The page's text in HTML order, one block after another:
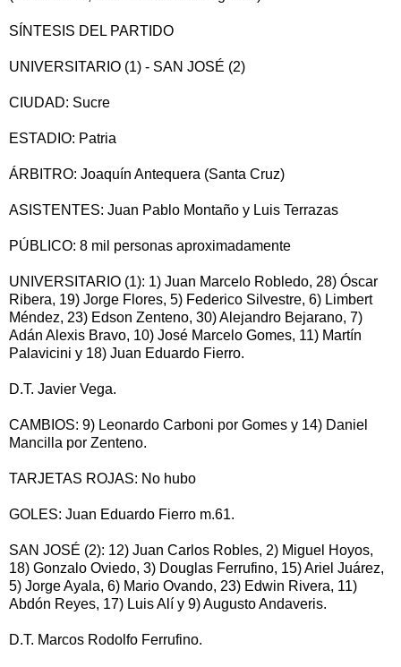
SÍNTESIS DEL PARTIDO
UNIVERSITARIO (1) - SAN JOSÉ (2)
CIUDAD: Sucre
ESTADIO: Patria
ÁRBITRO: Joaquín Antequera (Santa Cruz)
ASISTENTES: Juan Pablo Montaño y Luis Terrazas
PÚBLICO: 8 mil personas aproximadamente
UNIVERSITARIO (1): 1) Juan Marcelo Robledo, 28) Óscar
Ribera, 19) Jorge Flores, 5) Federico Silvestre, 6) Limbert
Méndez, 23) Edson Zenteno, 30) Alejandro Bejarano, 7)
Adán Alexis Bravo, 10) José Marcelo Gomes, 11) Martín
Palavicini y 18) Juan Eduardo Fierro.
D.T. Javier Vega.
CAMBIOS: 9) Leonardo Carboni por Gomes y 14) Daniel
Mancilla por Zenteno.
TARJETAS ROJAS: No hubo
GOLES: Juan Eduardo Fierro m.61.
SAN JOSÉ (2): 12) Juan Carlos Robles, 2) Miguel Hoyos,
18) Gonzalo Oviedo, 3) Douglas Ferrufino, 15) Ariel Juárez,
5) Jorge Ayala, 6) Mario Ovando, 23) Edwin Rivera, 11)
Abdón Reyes, 17) Luis Alí y 9) Augusto Andaveris.
D.T. Marcos Rodolfo Ferrufino.